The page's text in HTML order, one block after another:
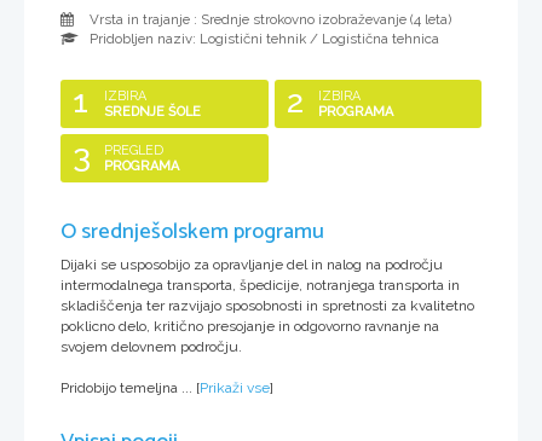
Vrsta in trajanje : Srednje strokovno izobraževanje (4 leta)
Pridobljen naziv: Logistični tehnik / Logistična tehnica
1
IZBIRA
SREDNJE ŠOLE
2
IZBIRA
PROGRAMA
3
PREGLED
PROGRAMA
O srednješolskem programu
Dijaki se usposobijo za opravljanje del in nalog na področju
intermodalnega transporta, špedicije, notranjega transporta in
skladiščenja ter razvijajo sposobnosti in spretnosti za kvalitetno
poklicno delo, kritično presojanje in odgovorno ravnanje na
svojem delovnem področju.
Pridobijo temeljna ... [Prikaži vse]